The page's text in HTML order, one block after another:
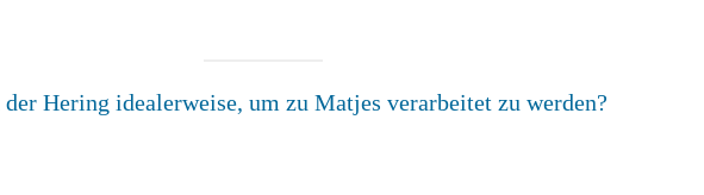
Hering idealerweise, um zu Matjes verarbeitet zu werden?